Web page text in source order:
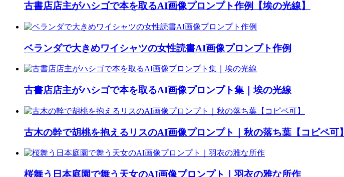
古書店店主がハシゴで本を取るAI画像プロンプト作例【埃の光線】
ベランダで大きめワイシャツの女性読書AI画像プロンプト作例
古書店店主がハシゴで本を取るAI画像プロンプト集｜埃の光線
古木の幹で胡桃を抱えるリスのAI画像プロンプト｜秋の落ち葉【コピペ可】
桜舞う日本庭園で舞う天女のAI画像プロンプト｜羽衣の雅な所作